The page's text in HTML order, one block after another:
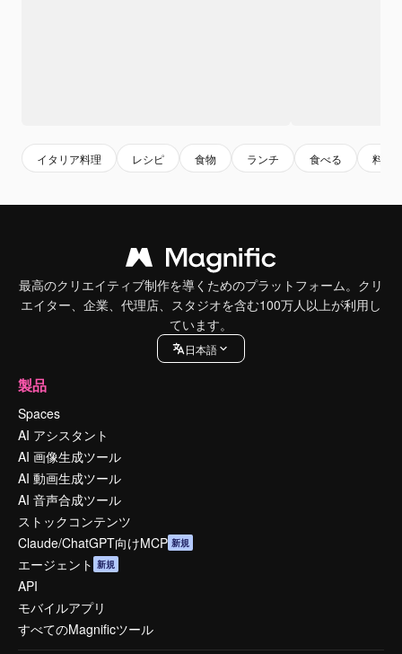
イタリア料理 レシピ 食物 ランチ 食べる 料理
最高のクリエイティブ制作を導くためのプラットフォーム。クリ
エイター、企業、代理店、スタジオを含む100万人以上が利用し
ています。
日本語
製品
Spaces
AI アシスタント
AI 画像生成ツール
AI 動画生成ツール
AI 音声合成ツール
ストックコンテンツ
Claude/ChatGPT向けMCP 新規
エージェント 新規
API
モバイルアプリ
すべてのMagnificツール